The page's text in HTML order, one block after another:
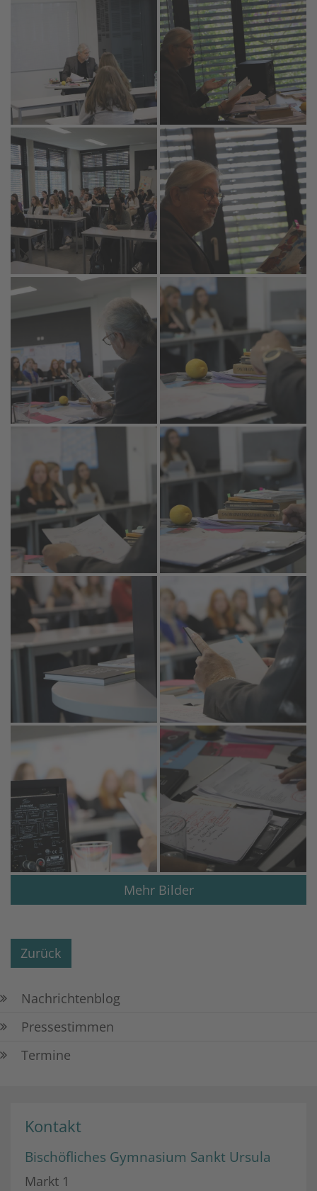
Mehr Bilder
Zurück
Nachrichtenblog
Pressestimmen
Termine
Kontakt
Bischöfliches Gymnasium Sankt Ursula
Markt 1